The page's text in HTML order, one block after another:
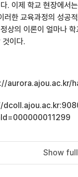
. 이제 학교 현장에서
러한 교육과정의 성공
상의 이론이 얼마나
것이다.
aurora.ajou.ac.kr/
Show